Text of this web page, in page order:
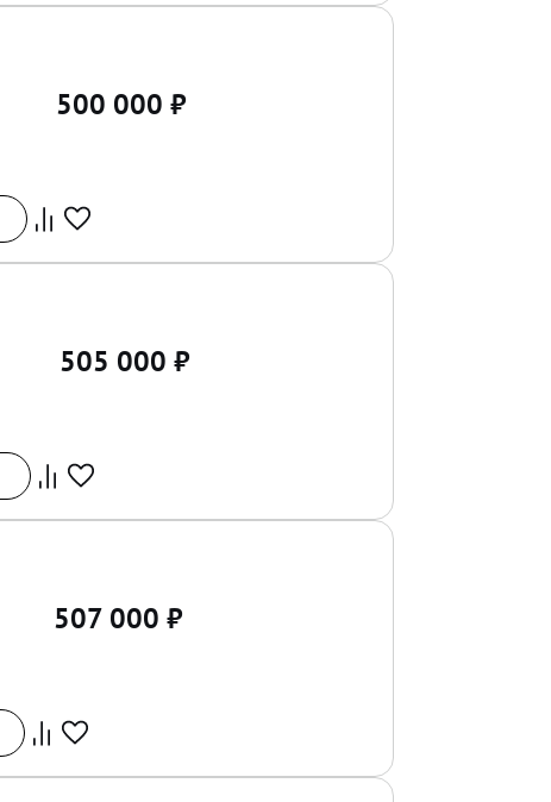
500 000 ₽
505 000 ₽
507 000 ₽